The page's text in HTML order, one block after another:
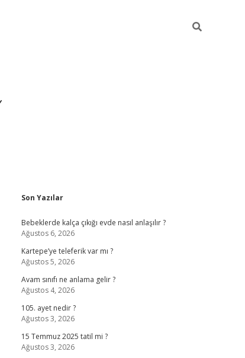
Sidebar
Son Yazılar
Bebeklerde kalça çıkığı evde nasıl anlaşılır ?
Ağustos 6, 2026
Kartepe’ye teleferik var mı ?
Ağustos 5, 2026
Avam sınıfı ne anlama gelir ?
Ağustos 4, 2026
105. ayet nedir ?
Ağustos 3, 2026
15 Temmuz 2025 tatil mi ?
Ağustos 3, 2026